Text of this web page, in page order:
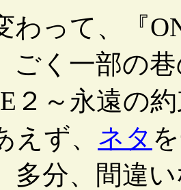
って、『
く一部の
２～永遠の
ず、 ネタ
分、間違